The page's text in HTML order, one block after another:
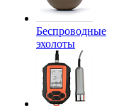
Беспроводные
эхолоты